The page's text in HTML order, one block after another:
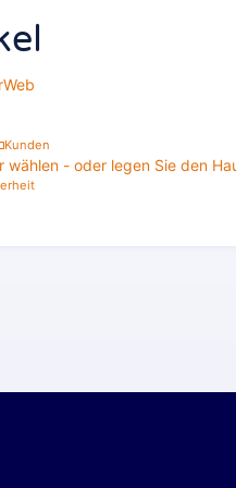
Kunden
wählen - oder legen Sie den